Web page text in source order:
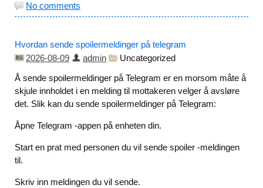
No comments
Hvordan sende spoilermeldinger på telegram
2026-08-09
admin
Uncategorized
Å sende spoilermeldinger på Telegram er en morsom måte å
skjule innholdet i en melding til mottakeren velger å avsløre
det. Slik kan du sende spoilermeldinger på Telegram:
Åpne Telegram -appen på enheten din.
Start en prat med personen du vil sende spoiler -meldingen
til.
Skriv inn meldingen du vil sende.